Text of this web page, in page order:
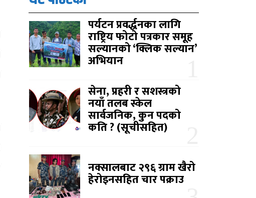
पर्यटन प्रवर्द्धनका लागि
राष्ट्रिय फोटो पत्रकार समूह
सल्यानको ‘क्लिक सल्यान’
अभियान
सेना, प्रहरी र सशस्त्रको
नयाँ तलब स्केल
सार्वजनिक, कुन पदको
कति ? (सूचीसहित)
नक्सालबाट २९६ ग्राम खैरो
हेरोइनसहित चार पक्राउ